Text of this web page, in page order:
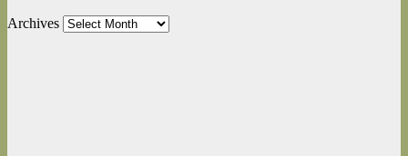
Archives